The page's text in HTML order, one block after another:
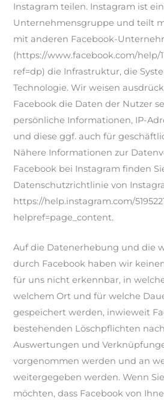
Instagram teilen. Instagram ist
Unternehmensgruppe und teilt
mit anderen Facebook-
(https://www.facebook.com/help/
ref=dp) die Infrastruktur, die
Technologie. Wir weisen
Facebook die Daten der Nutzer
persönliche Informationen, IP-
und diese ggf. auch für
Nähere Informationen zur
Facebook bei Instagram finden
Datenschutzrichtlinie von
https://help.instagram.com/
helpref=page_content.
Auf die Datenerhebung und die
durch Facebook haben wir
für uns nicht erkennbar, in
welchem Ort und für welche
gespeichert werden, inwieweit
bestehenden Löschpflichten
Auswertungen und
vorgenommen werden und an
weitergegeben werden. Wenn
möchten, dass Facebook von